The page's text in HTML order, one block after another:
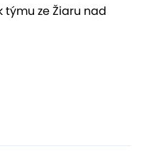
týmu ze Žiaru nad